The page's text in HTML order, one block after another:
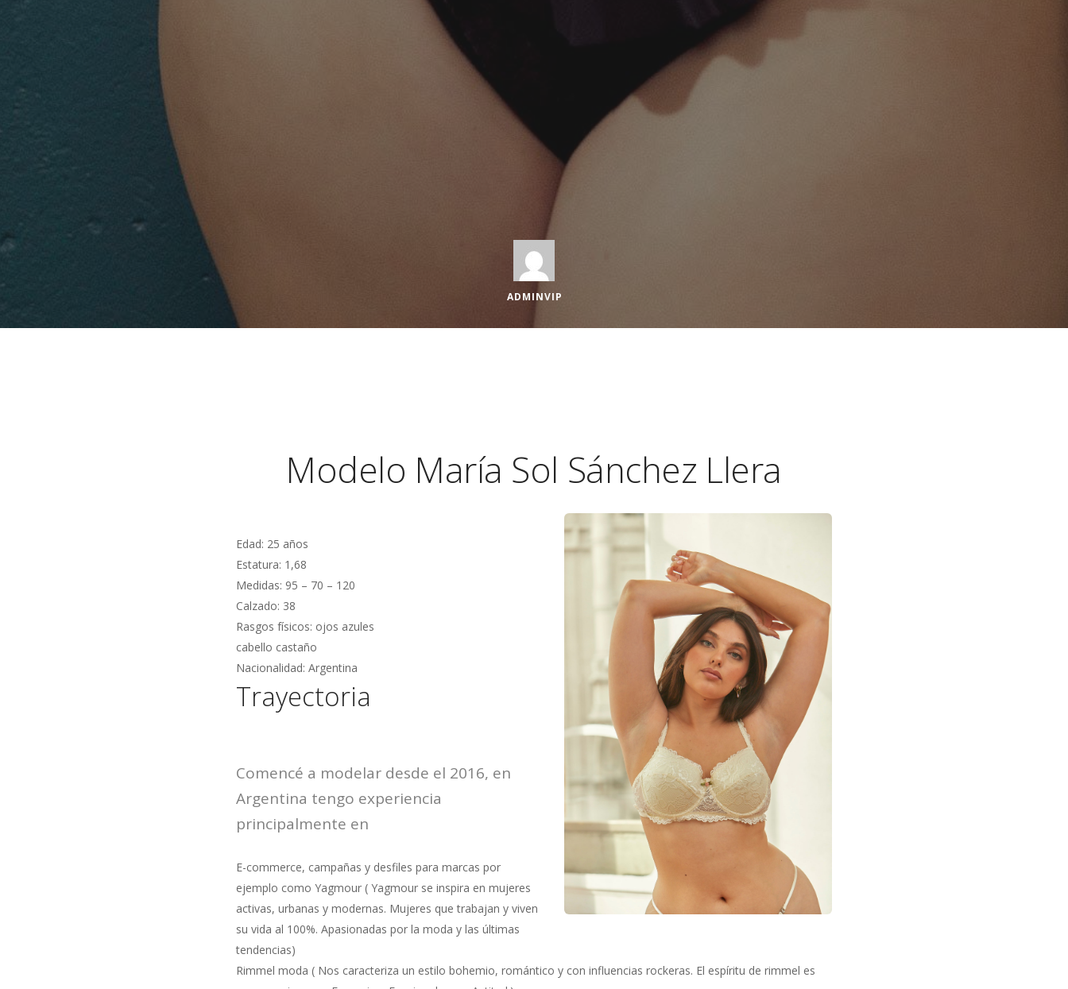
ADMINVIP
Modelo María Sol Sánchez Llera
Edad: 25 años
Estatura: 1,68
Medidas: 95 – 70 – 120
Calzado: 38
Rasgos físicos: ojos azules
cabello castaño
Nacionalidad: Argentina
Trayectoria
Comencé a modelar desde el 2016, en
Argentina tengo experiencia
principalmente en
E-commerce, campañas y desfiles para marcas por
ejemplo como Yagmour ( Yagmour se inspira en mujeres
activas, urbanas y modernas. Mujeres que trabajan y viven
su vida al 100%. Apasionadas por la moda y las últimas
tendencias)
Rimmel moda ( Nos caracteriza un estilo bohemio, romántico y con influencias rockeras. El espíritu de rimmel es